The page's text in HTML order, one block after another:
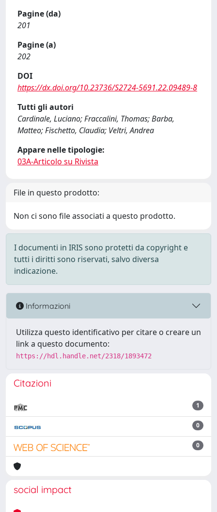
Pagine (da)
201
Pagine (a)
202
DOI
https://dx.doi.org/10.23736/S2724-5691.22.09489-8
Tutti gli autori
Cardinale, Luciano; Fraccalini, Thomas; Barba,
Matteo; Fischetto, Claudia; Veltri, Andrea
Appare nelle tipologie:
03A-Articolo su Rivista
File in questo prodotto:
Non ci sono file associati a questo prodotto.
I documenti in IRIS sono protetti da copyright e
tutti i diritti sono riservati, salvo diversa
indicazione.
Informazioni
Utilizza questo identificativo per citare o creare un
link a questo documento:
https://hdl.handle.net/2318/1893472
Citazioni
1
0
0
social impact